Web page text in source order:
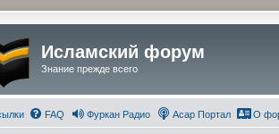
Исламский форум
Знание прежде всего
FAQ Фуркан Радио Асар Портал О